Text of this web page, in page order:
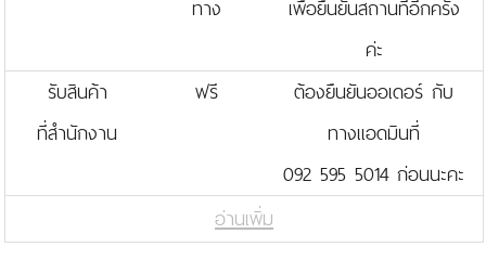
ทาง
เพื่อยืนยันสถานที่อีกครั้ง
ค่ะ
รับสินค้า
ที่สำนักงาน
ฟรี
ต้องยืนยันออเดอร์ กับ
ทางแอดมินที่
092 595 5014 ก่อนนะคะ
อ่านเพิ่ม